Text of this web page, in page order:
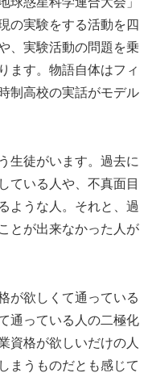
の実験をする活動を四
、実験活動の問題を乗
ます。物語自体はフィ
制高校の実話がモデル
生徒がいます。過去に
ている人や、不真面目
ような人。それと、過
とが出来なかった人が
が欲しくて通っている
通っている人の二極化
資格が欲しいだけの人
まうものだとも感じて